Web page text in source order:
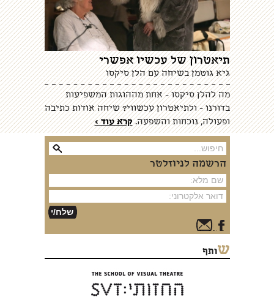
תיאטרון של עכשיו אפשרי
גיא גוטמן בשיחה עם הלן סיקסו
מה להלן סיקסו - אחת מההוגות המשפיעות
בדורנו - ולתיאטרון עכשווי? שיחה אודות כתיבה
ופעולה, נוכחות והשפעה.קרא עוד >
הרשמה לניוזלטר
link
link
שותף